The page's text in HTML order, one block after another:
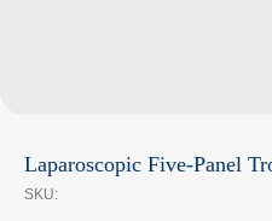
Laparoscopic Five‑Panel
SKU: